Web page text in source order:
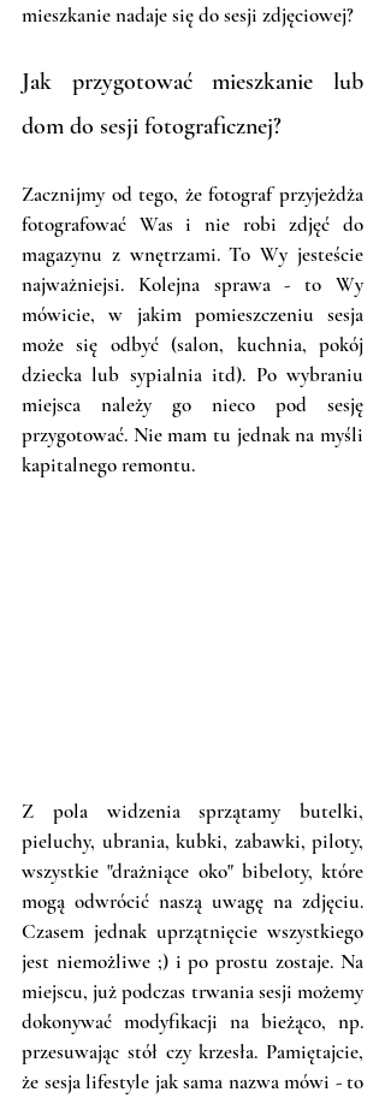
mieszkanie nadaje się do sesji zdjęciowej?
Jak przygotować mieszkanie lub
dom do sesji fotograficznej?
Zacznijmy od tego, że fotograf przyjeżdża
fotografować Was i nie robi zdjęć do
magazynu z wnętrzami. To Wy jesteście
najważniejsi. Kolejna sprawa - to Wy
mówicie, w jakim pomieszczeniu sesja
może się odbyć (salon, kuchnia, pokój
dziecka lub sypialnia itd). Po wybraniu
miejsca należy go nieco pod sesję
przygotować. Nie mam tu jednak na myśli
kapitalnego remontu.
Z pola widzenia sprzątamy butelki,
pieluchy, ubrania, kubki, zabawki, piloty,
wszystkie "drażniące oko" bibeloty, które
mogą odwrócić naszą uwagę na zdjęciu.
Czasem jednak uprzątnięcie wszystkiego
jest niemożliwe ;) i po prostu zostaje. Na
miejscu, już podczas trwania sesji możemy
dokonywać modyfikacji na bieżąco, np.
przesuwając stół czy krzesła. Pamiętajcie,
że sesja lifestyle jak sama nazwa mówi - to